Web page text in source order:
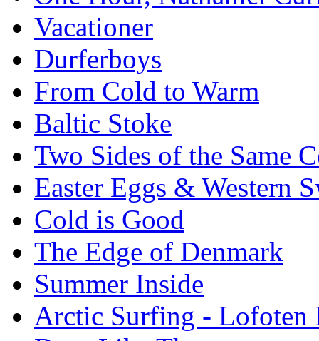
Vacationer
Durferboys
From Cold to Warm
Baltic Stoke
Two Sides of the Same
Easter Eggs & Western
Cold is Good
The Edge of Denmark
Summer Inside
Arctic Surfing - Lofoten